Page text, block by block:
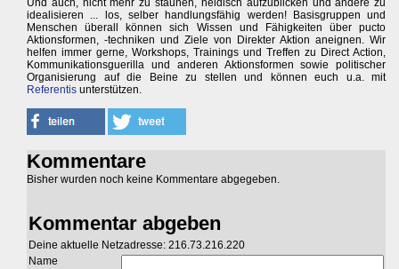
Und auch, nicht mehr zu staunen, neidisch aufzublicken und andere zu
idealisieren ... los, selber handlungsfähig werden! Basisgruppen und
Menschen überall können sich Wissen und Fähigkeiten über pucto
Aktionsformen, -techniken und Ziele von Direkter Aktion aneignen. Wir
helfen immer gerne, Workshops, Trainings und Treffen zu Direct Action,
Kommunikationsguerilla und anderen Aktionsformen sowie politischer
Organisierung auf die Beine zu stellen und können euch u.a. mit
Referentis unterstützen.
Kommentare
Bisher wurden noch keine Kommentare abgegeben.
Kommentar abgeben
Deine aktuelle Netzadresse: 216.73.216.220
Name